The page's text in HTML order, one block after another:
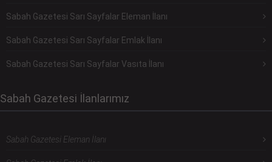
Sabah Gazetesi Sarı Sayfalar Eleman İlanı
Sabah Gazetesi Sarı Sayfalar Emlak İlanı
Sabah Gazetesi Sarı Sayfalar Vasıta İlanı
Sabah Gazetesi İlanlarımız
Sabah Gazetesi Eleman İlanı